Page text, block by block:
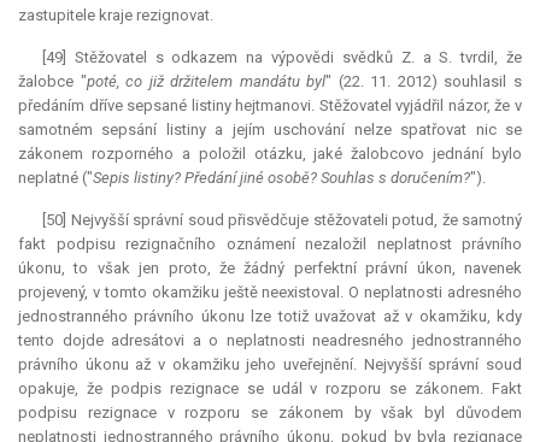
zastupitele kraje rezignovat.
[49] Stěžovatel s odkazem na výpovědi svědků Z. a S. tvrdil, že
žalobce "poté, co již držitelem mandátu byl" (22. 11. 2012) souhlasil s
předáním dříve sepsané listiny hejtmanovi. Stěžovatel vyjádřil názor, že v
samotném sepsání listiny a jejím uschování nelze spatřovat nic se
zákonem rozporného a položil otázku, jaké žalobcovo jednání bylo
neplatné ("Sepis listiny? Předání jiné osobě? Souhlas s doručením?").
[50] Nejvyšší správní soud přisvědčuje stěžovateli potud, že samotný
fakt podpisu rezignačního oznámení nezaložil neplatnost právního
úkonu, to však jen proto, že žádný perfektní právní úkon, navenek
projevený, v tomto okamžiku ještě neexistoval. O neplatnosti adresného
jednostranného právního úkonu lze totiž uvažovat až v okamžiku, kdy
tento dojde adresátovi a o neplatnosti neadresného jednostranného
právního úkonu až v okamžiku jeho uveřejnění. Nejvyšší správní soud
opakuje, že podpis rezignace se udál v rozporu se zákonem. Fakt
podpisu rezignace v rozporu se zákonem by však byl důvodem
neplatnosti jednostranného právního úkonu, pokud by byla rezignace